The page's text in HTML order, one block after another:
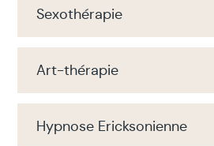
Sexothérapie
Art-thérapie
Hypnose Ericksonienne